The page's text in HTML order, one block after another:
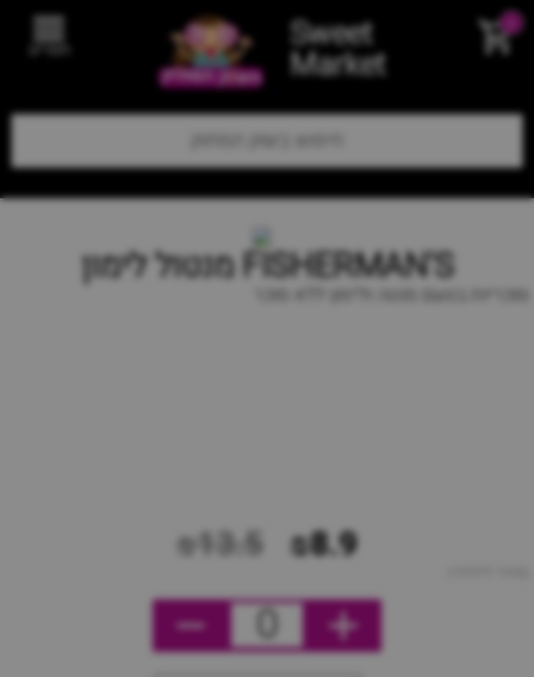
Sweet
Market תפריט
FISHERMAN'S מנטול לימון
סוכריות בטעם מנטה ולימון ללא סוכר
₪8.9
₪13.5
0